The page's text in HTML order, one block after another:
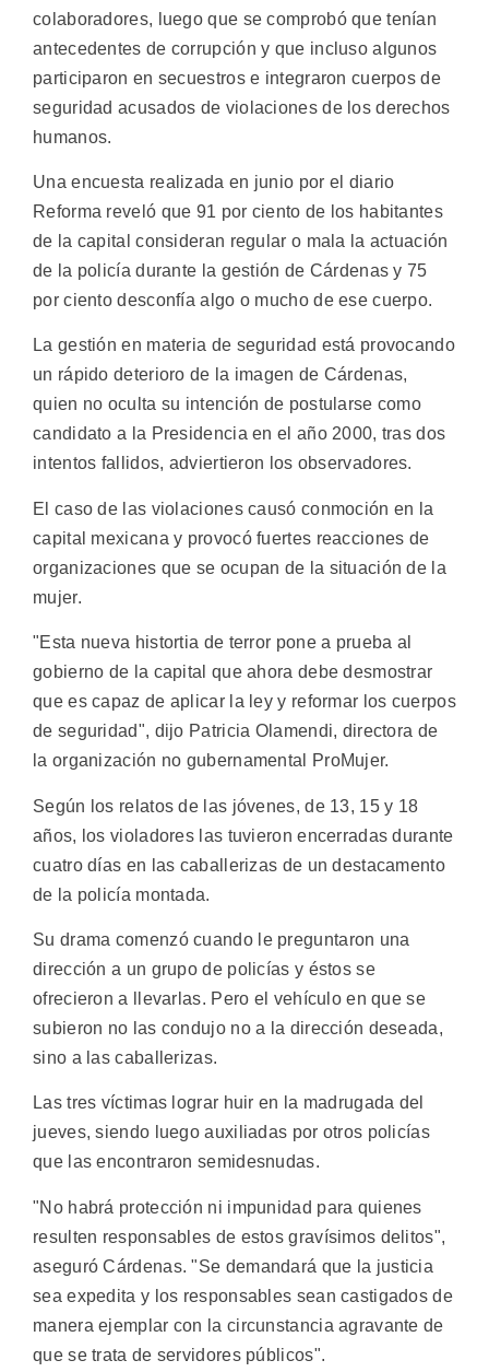
colaboradores, luego que se comprobó que tenían
antecedentes de corrupción y que incluso algunos
participaron en secuestros e integraron cuerpos de
seguridad acusados de violaciones de los derechos
humanos.
Una encuesta realizada en junio por el diario
Reforma reveló que 91 por ciento de los habitantes
de la capital consideran regular o mala la actuación
de la policía durante la gestión de Cárdenas y 75
por ciento desconfía algo o mucho de ese cuerpo.
La gestión en materia de seguridad está provocando
un rápido deterioro de la imagen de Cárdenas,
quien no oculta su intención de postularse como
candidato a la Presidencia en el año 2000, tras dos
intentos fallidos, adviertieron los observadores.
El caso de las violaciones causó conmoción en la
capital mexicana y provocó fuertes reacciones de
organizaciones que se ocupan de la situación de la
mujer.
"Esta nueva histortia de terror pone a prueba al
gobierno de la capital que ahora debe desmostrar
que es capaz de aplicar la ley y reformar los cuerpos
de seguridad", dijo Patricia Olamendi, directora de
la organización no gubernamental ProMujer.
Según los relatos de las jóvenes, de 13, 15 y 18
años, los violadores las tuvieron encerradas durante
cuatro días en las caballerizas de un destacamento
de la policía montada.
Su drama comenzó cuando le preguntaron una
dirección a un grupo de policías y éstos se
ofrecieron a llevarlas. Pero el vehículo en que se
subieron no las condujo no a la dirección deseada,
sino a las caballerizas.
Las tres víctimas lograr huir en la madrugada del
jueves, siendo luego auxiliadas por otros policías
que las encontraron semidesnudas.
"No habrá protección ni impunidad para quienes
resulten responsables de estos gravísimos delitos",
aseguró Cárdenas. "Se demandará que la justicia
sea expedita y los responsables sean castigados de
manera ejemplar con la circunstancia agravante de
que se trata de servidores públicos".